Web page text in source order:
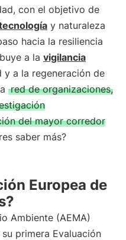
con el objetivo de
y naturaleza
hacia la resiliencia
a la vigilancia
a la regeneración de
red de organizaciones,
del mayor corredor
saber más?
Europea de
Ambiente (AEMA)
primera Evaluación